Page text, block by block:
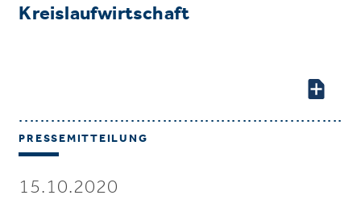
Kreislaufwirtschaft
PRESSEMITTEILUNG
15.10.2020